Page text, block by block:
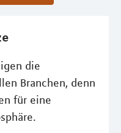
die
Branchen, denn
für eine